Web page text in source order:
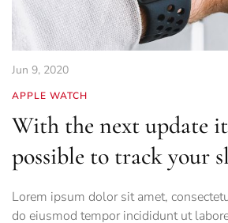
Jun 9, 2020
APPLE WATCH
With the next update
possible to track your
Lorem ipsum dolor sit amet,
do eiusmod tempor incididunt ut